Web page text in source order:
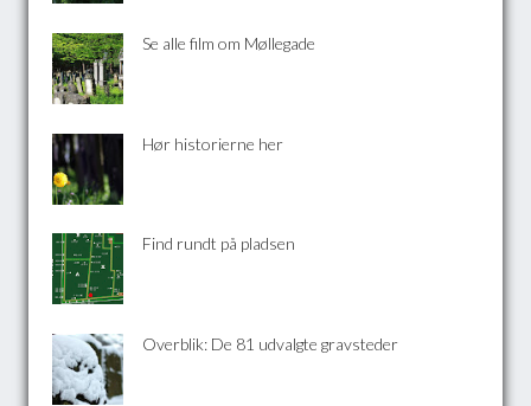
Se alle film om Møllegade
Hør historierne her
Find rundt på pladsen
Overblik: De 81 udvalgte gravsteder